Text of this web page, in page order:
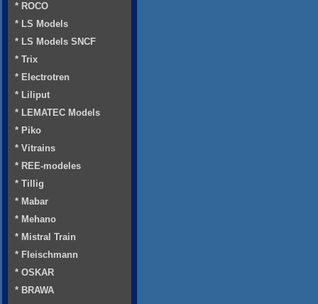
* ROCO
* LS Models
* LS Models SNCF
* Trix
* Electrotren
* Liliput
* LEMATEC Models
* Piko
* Vitrains
* REE-modeles
* Tillig
* Mabar
* Mehano
* Mistral Train
* Fleischmann
* OSKAR
* BRAWA